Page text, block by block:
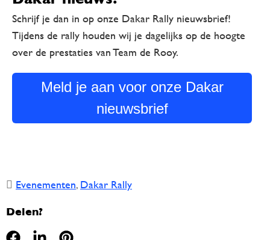
Schrijf je dan in op onze Dakar Rally nieuwsbrief!
Tijdens de rally houden wij je dagelijks op de hoogte
over de prestaties van Team de Rooy.
Meld je aan voor onze Dakar
nieuwsbrief
Evenementen,Dakar Rally
Delen?